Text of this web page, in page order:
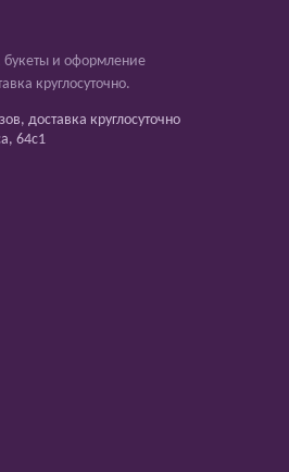
и оформление
круглосуточно.
доставка круглосуточно
64с1